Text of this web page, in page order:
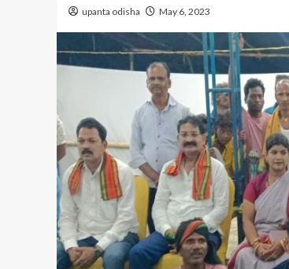
upanta odisha May 6, 2023